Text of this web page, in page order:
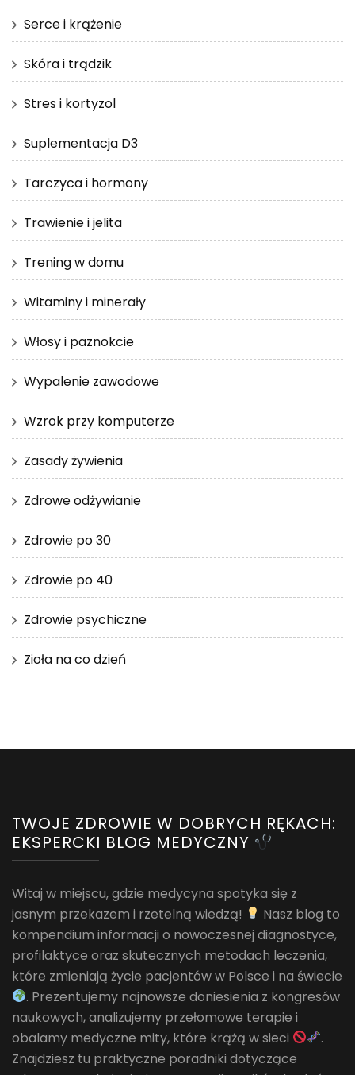
Serce i krążenie
Skóra i trądzik
Stres i kortyzol
Suplementacja D3
Tarczyca i hormony
Trawienie i jelita
Trening w domu
Witaminy i minerały
Włosy i paznokcie
Wypalenie zawodowe
Wzrok przy komputerze
Zasady żywienia
Zdrowe odżywianie
Zdrowie po 30
Zdrowie po 40
Zdrowie psychiczne
Zioła na co dzień
TWOJE ZDROWIE W DOBRYCH RĘKACH:
EKSPERCKI BLOG MEDYCZNY
Witaj w miejscu, gdzie medycyna spotyka się z
jasnym przekazem i rzetelną wiedzą!
Nasz blog to
kompendium informacji o nowoczesnej diagnostyce,
profilaktyce oraz skutecznych metodach leczenia,
które zmieniają życie pacjentów w Polsce i na świecie
. Prezentujemy najnowsze doniesienia z kongresów
naukowych, analizujemy przełomowe terapie i
obalamy medyczne mity, które krążą w sieci
.
Znajdziesz tu praktyczne poradniki dotyczące